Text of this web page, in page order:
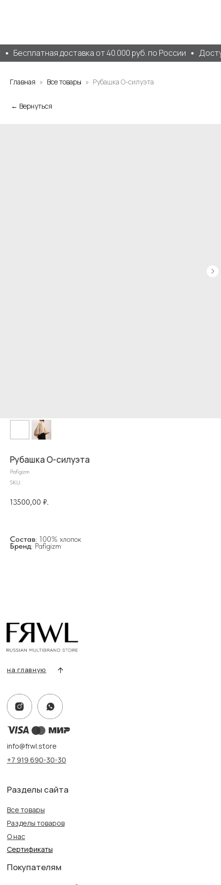
Бесплатная доставка от 40.000 руб. по России
Главная Все товары Рубашка О-силуэта
← Вернуться
Рубашка О-силуэта
Pafigizm
SKU:
13500,00 ₽.
Состав: 100% хлопок
Бренд: Pafigizm
Условия возврата/обмена
Оплата и доставка
Контакты, реквизиты
Информация
Политика конфиденциальности
Публичная оферта
Создание сайта
г. Казань, ул. Проспект Победы, 141 ТЦ МЕГА
ПН-ВС с 10:00 до 22:00
+7 919 690-30-30